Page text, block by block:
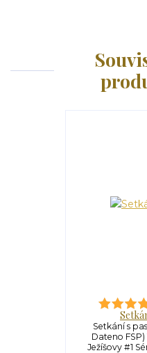
Setkání s
Dateno
Ježíšovy #1